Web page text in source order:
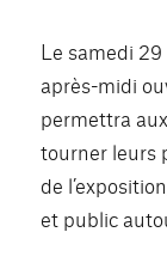
Le samedi
après-midi
permettra
tourner leurs
de
et public